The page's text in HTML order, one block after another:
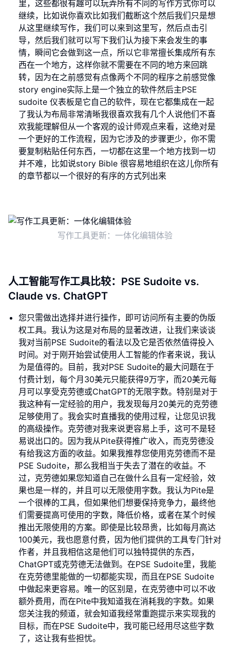
里，这些都很有趣可以玩弄所有不同的写作方式你可以
继续，比如说你喜欢比如我们截断这个然后我们只是想
从这里继续写作，我们可以来到这里写，然后点击引
导，然后我们就可以写下我们认为接下来会发生的事
情，瞬间它会做到这一点，所以它非常擅长集成所有东
西在一个地方，这样你就不需要在不同的地方来回跳
转，因为在之前感觉有点像两个不同的程序之前感觉像
story engine实际上是一个独立的软件然后主PSE
sudoite 仪表板是它自己的软件，现在它都集成在一起
了我认为布局非常清晰我很喜欢我有几个人说他们不喜
欢我能理解但从一个客观的设计师观点来看，这绝对是
一个更好的工作流程，因为它涉及的步骤更少，你不需
要复制粘贴任何东西，一切都在这里一个地方找到一切
并不难，比如说story Bible 很容易地组织在这儿你所有
的章节都以一个很好的有序的方式列出来
写作工具更新：一体化编辑体验
人工智能写作工具比较：PSE Sudoite vs.
Claude vs. ChatGPT
您只需做出选择并进行操作，即可访问所有主要的伪版
权工具。我认为这是对布局的显著改进，让我们来谈谈
我对当前PSE Sudoite的看法以及它是否依然值得投入
时间。对于刚开始尝试使用人工智能的作者来说，我认
为是值得的。目前，我对PSE Sudoite的最大问题在于
付费计划，每个月30美元只能获得9万字，而20美元每
月可以享受克劳德或ChatGPT的无限字数。特别是对于
我这种有一定经验的用户，我发现每月20美元的克劳德
足够使用了。我会实时直播我的使用过程，让您见识我
的高级操作。克劳德对我来说更容易上手，这可不是轻
易说出口的。因为我从Pite获得推广收入，而克劳德没
有给我这方面的收益。如果我推荐您使用克劳德而不是
PSE Sudoite，那么我相当于失去了潜在的收益。不
过，克劳德如果您知道自己在做什么且有一定经验，效
果也是一样的，并且可以无限使用字数。我认为Pite是
一个很棒的工具，但如果他们想要保持竞争力，最终他
们需要提高可使用的字数，降低价格，或者在某个时候
推出无限使用的方案。即使是比较昂贵，比如每月高达
100美元，我也愿意付费，因为他们提供的工具专门针对
作者，并且我相信这是他们可以独特提供的东西，
ChatGPT或克劳德无法做到。在PSE Sudoite里，我能
在克劳德里能做的一切都能实现，而且在PSE Sudoite
中做起来更容易。唯一的区别是，在克劳德中可以不收
额外费用，而在Pite中我知道我在消耗我的字数。如果
您关注我的频道，就会知道我经常重跑提示来实现我的
目标，而在PSE Sudoite中，我可能已经用尽这些字数
了，这让我有些担忧。